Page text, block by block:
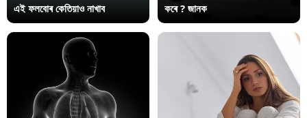
এই ফলবোৰ কেতিয়াও নাখাব
কৰে ? জানক